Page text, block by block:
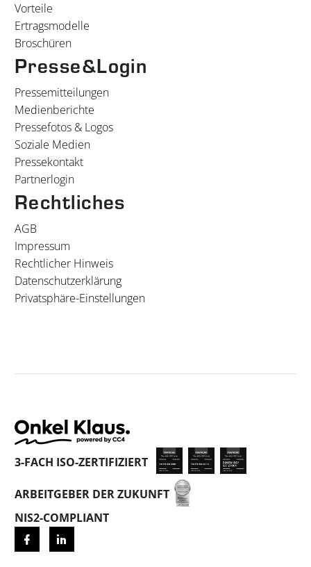
Vorteile
Ertragsmodelle
Broschüren
Presse&Login
Pressemitteilungen
Medienberichte
Pressefotos & Logos
Soziale Medien
Pressekontakt
Partnerlogin
Rechtliches
AGB
Impressum
Rechtlicher Hinweis
Datenschutzerklärung
Privatsphäre-Einstellungen
3-FACH ISO-ZERTIFIZIERT
ARBEITGEBER DER ZUKUNFT
NIS2-COMPLIANT